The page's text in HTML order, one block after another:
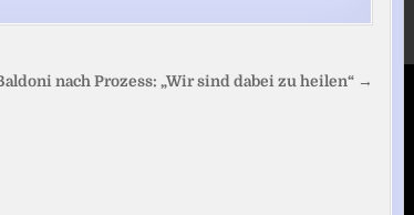
nach Prozess: „Wir sind dabei zu heilen“ →